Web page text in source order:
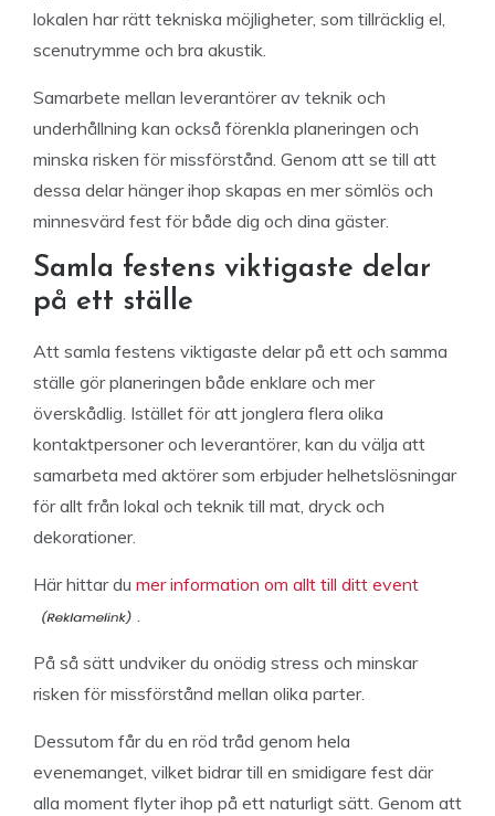
lokalen har rätt tekniska möjligheter, som tillräcklig el,
scenutrymme och bra akustik.
Samarbete mellan leverantörer av teknik och
underhållning kan också förenkla planeringen och
minska risken för missförstånd. Genom att se till att
dessa delar hänger ihop skapas en mer sömlös och
minnesvärd fest för både dig och dina gäster.
Samla festens viktigaste delar
på ett ställe
Att samla festens viktigaste delar på ett och samma
ställe gör planeringen både enklare och mer
överskådlig. Istället för att jonglera flera olika
kontaktpersoner och leverantörer, kan du välja att
samarbeta med aktörer som erbjuder helhetslösningar
för allt från lokal och teknik till mat, dryck och
dekorationer.
Här hittar du mer information om allt till ditt event
.
På så sätt undviker du onödig stress och minskar
risken för missförstånd mellan olika parter.
Dessutom får du en röd tråd genom hela
evenemanget, vilket bidrar till en smidigare fest där
alla moment flyter ihop på ett naturligt sätt. Genom att